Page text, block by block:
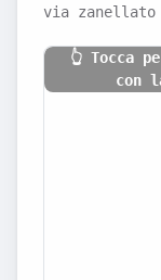
via
👆 Tocca
con